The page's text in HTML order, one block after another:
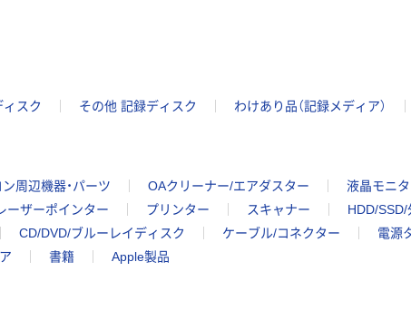
スク その他 記録ディスク わけあり品（記録メディア）
周辺機器・パーツ OAクリーナー/エアダスター
液晶モニ
ーザーポインター プリンター スキャナー
HDD/
CD/DVD/ブルーレイディスク ケーブル/コネクター 電源
書籍 Apple製品